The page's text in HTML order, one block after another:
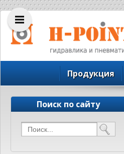
Продукция
Поиск по сайту